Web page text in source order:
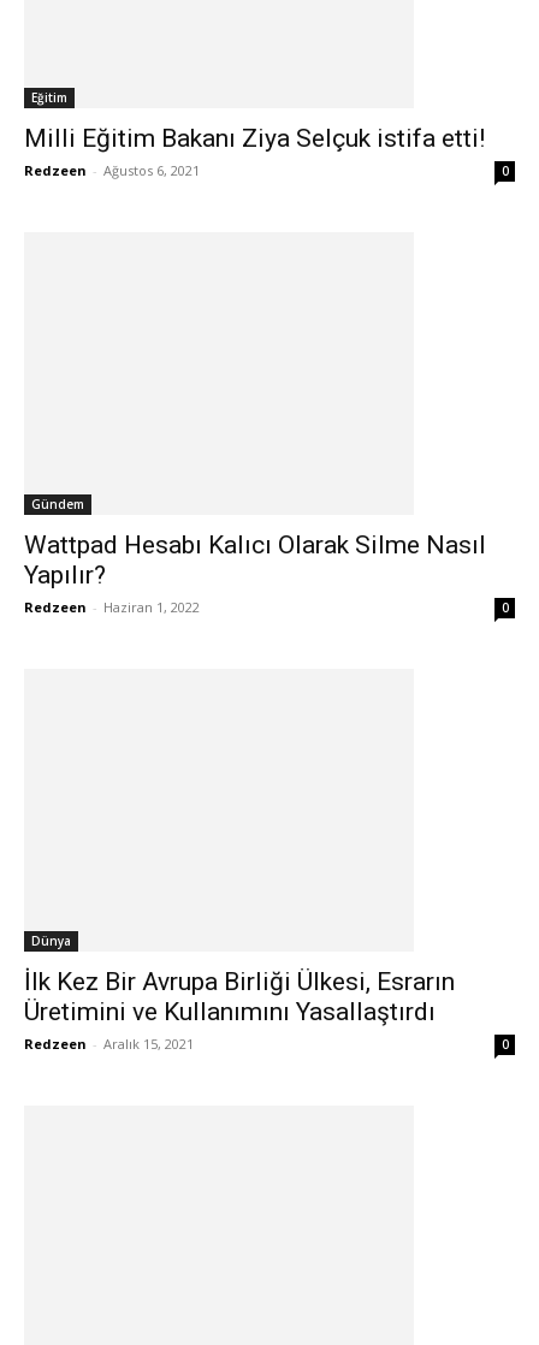
Eğitim
Milli Eğitim Bakanı Ziya Selçuk istifa etti!
Redzeen - Ağustos 6, 2021 0
Gündem
Wattpad Hesabı Kalıcı Olarak Silme Nasıl
Yapılır?
Redzeen - Haziran 1, 2022 0
Dünya
İlk Kez Bir Avrupa Birliği Ülkesi, Esrarın
Üretimini ve Kullanımını Yasallaştırdı
Redzeen - Aralık 15, 2021 0